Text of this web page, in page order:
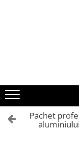
Aparate de sudura
Aparate de sudura
Aparate de sudura
Masti de sudura cu
Accesorii sudura
Pachet